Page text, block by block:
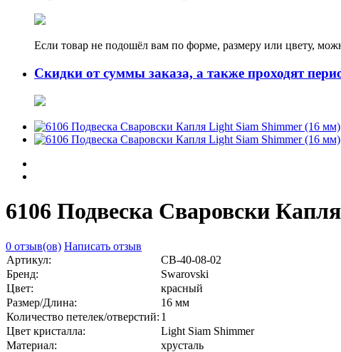
Если товар не подошёл вам по форме, размеру или цвету,
Скидки от суммы заказа, а также проходят
6106 Подвеска Сваровски
0 отзыв(ов) Написать отзыв
Артикул:
СВ-40-08-02
Бренд:
Swarovski
Цвет:
красный
Размер/Длина:
16 мм
Количество петелек/отверстий: 1
Цвет кристалла:
Light Siam Shimmer
Материал:
хрусталь